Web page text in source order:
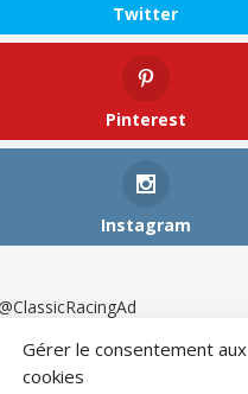
Gérer le consentement aux
cookies
Twitter
Pinterest
Instagram